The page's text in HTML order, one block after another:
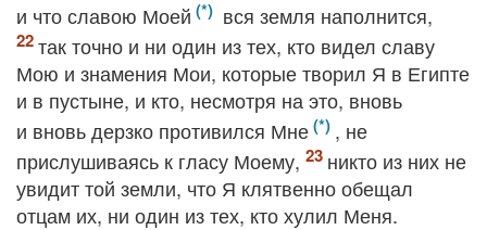
и что славою Моей
вся земля наполнится,
так точно и ни один из тех, кто видел славу
Мою и знамения Мои, которые творил Я в Египте
и в пустыне, и кто, несмотря на это, вновь
и вновь дерзко противился Мне
, не
прислушиваясь к гласу Моему,
никто из них не
увидит той земли, что Я клятвенно обещал
отцам их, ни один из тех, кто хулил Меня.